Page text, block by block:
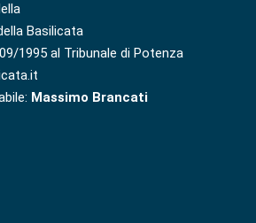
Basilicata
1995 al Tribunale di Potenza
Massimo Brancati